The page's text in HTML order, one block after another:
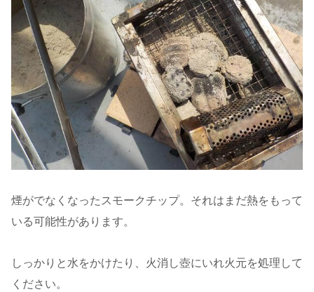
煙がでなくなったスモークチップ。それはまだ熱をもって
いる可能性があります。
しっかりと水をかけたり、火消し壺にいれ火元を処理して
ください。